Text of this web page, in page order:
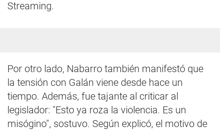
Streaming.
Por otro lado, Nabarro también manifestó que
la tensión con Galán viene desde hace un
tiempo. Además, fue tajante al criticar al
legislador: "Esto ya roza la violencia. Es un
misógino", sostuvo. Según explicó, el motivo de